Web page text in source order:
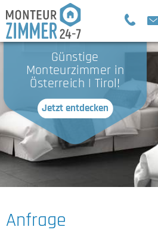
Günstige
Monteurzimmer in
Österreich | Tirol!
Jetzt entdecken
Anfrage